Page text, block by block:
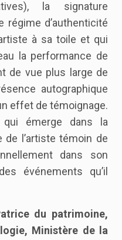
la signature
régime d’authenticité
à sa toile et qui
la performance de
de vue plus large de
autographique
effet de témoignage.
qui émerge dans la
l’artiste témoin de
dans son
événements qu’il
du patrimoine,
Ministère de la